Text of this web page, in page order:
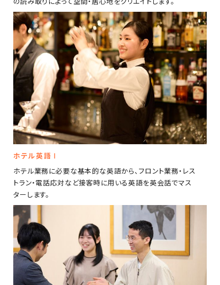
ホテル英語Ⅰ
ホテル業務に必要な基本的な英語から、フロント業務・レス
トラン・電話応対など接客時に用いる英語を英会話でマス
ターします。